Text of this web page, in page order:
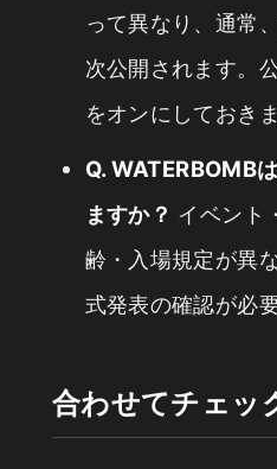
って異なり、通常
次公開されます。
をオンにしておき
Q. WATERBOMB
ますか？ イベント
齢・入場規定が異
式発表の確認が必要
合わせてチェッ